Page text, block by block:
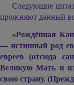
Следующие
проясняют данный
«Рождённая
— истинный род
евреев (отсюда
Великую Мать и
свою страну.